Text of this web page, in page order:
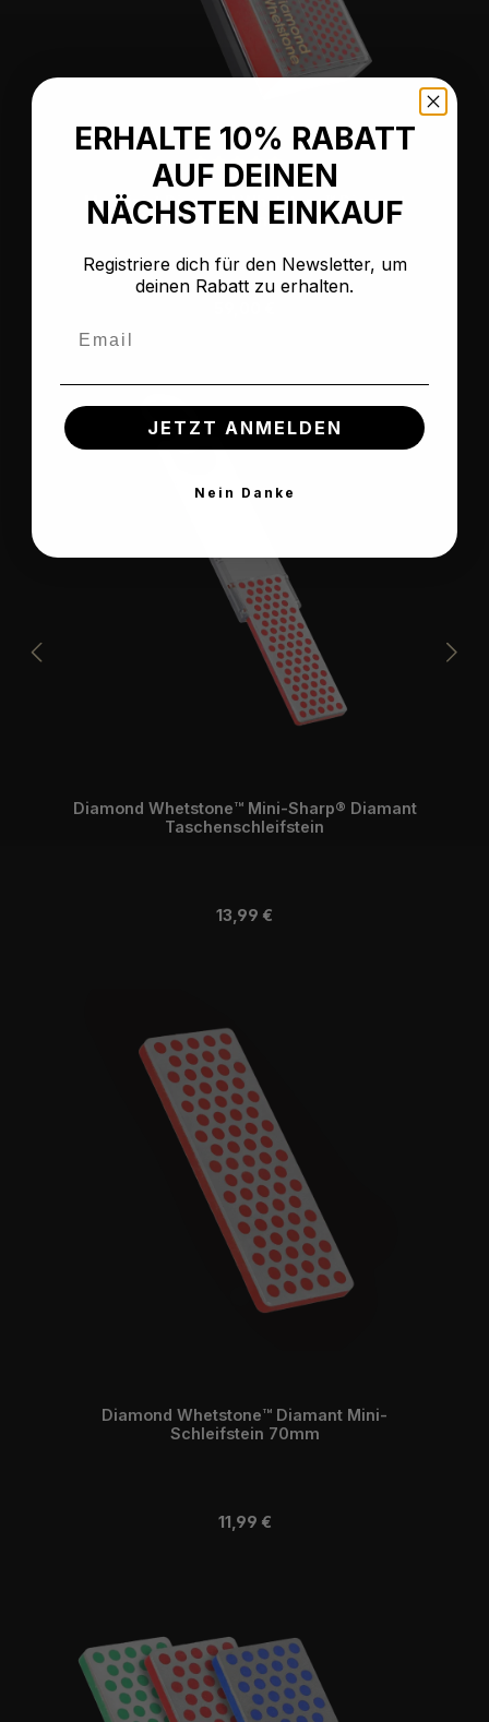
Durchschnittliche Bewertung von 5 von 5 Sternen
Machinist Diamond Whetstone™ Diamant
Schleifstein in Kunststoffbox 6"
Diamond Whetstone™ Mini-Sharp® Diamant
Taschenschleifstein
Regulärer Preis:
13,99 €
Diamond Whetstone™ Diamant Mini-
Schleifstein 70mm
Regulärer Preis:
11,99 €
ERHALTE 10% RABATT
AUF DEINEN
NÄCHSTEN EINKAUF
Registriere dich für den Newsletter, um
deinen Rabatt zu erhalten.
JETZT ANMELDEN
Nein Danke